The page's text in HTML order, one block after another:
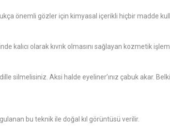
önemli gözler için kimyasal içerikli hiçbir madde
kalıcı olarak kıvrık olmasını sağlayan kozmetik
silmelisiniz. Aksi halde eyeliner’ınız çabuk akar.
bu teknik ile doğal kıl görüntüsü verilir.